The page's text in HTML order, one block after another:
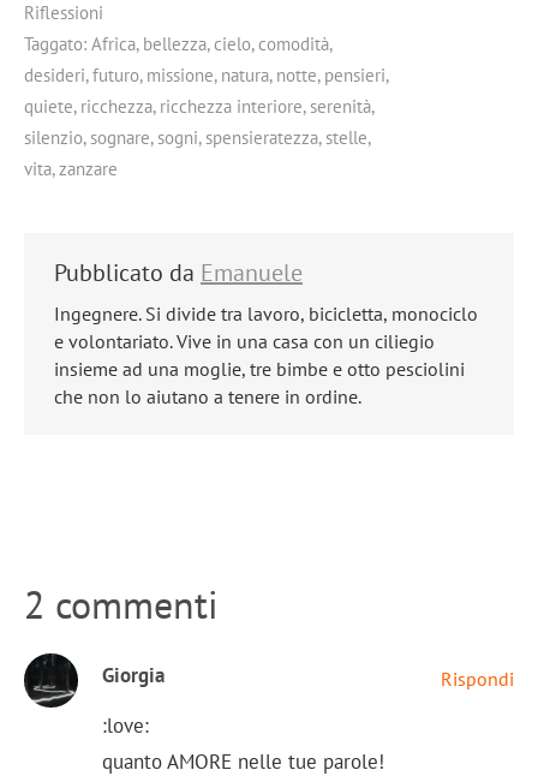
Riflessioni
Taggato: Africa, bellezza,cielo,comodità,
desideri,futuro, missione, natura, notte, pensieri,
quiete, ricchezza, ricchezza interiore,serenità,
silenzio,sognare,sogni,spensieratezza,stelle,
vita,zanzare
Pubblicato da Emanuele
Ingegnere. Si divide tra lavoro, bicicletta, monociclo
e volontariato. Vive in una casa con un ciliegio
insieme ad una moglie, tre bimbe e otto pesciolini
che non lo aiutano a tenere in ordine.
2 commenti
Giorgia Rispondi
:love:
quanto AMORE nelle tue parole!